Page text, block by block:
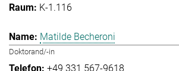
K-1.116
Matilde Becheroni
Doktorand/-in
+49 331 567-9618